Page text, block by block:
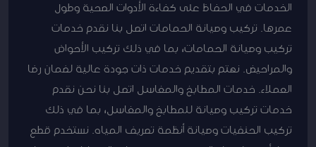
الخدمات في الحفاظ على كفاءة الأدوات الصحية وطول
عمرها. تركيب وصيانة الحمامات اتصل بنا نقدم خدمات
تركيب وصيانة الحمامات، بما في ذلك تركيب الأحواض
والمراحيض. نهتم بتقديم خدمات ذات جودة عالية لضمان رضا
العملاء. خدمات المطابخ والمغاسل اتصل بنا نحن نقدم
خدمات تركيب وصيانة للمطابخ والمغاسل، بما في ذلك
تركيب الحنفيات وصيانة أنظمة تصريف المياه. نستخدم قطع